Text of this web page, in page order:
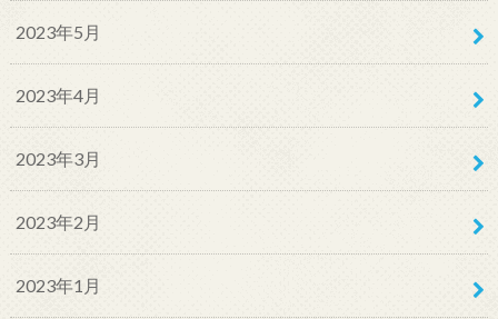
2023年5月
2023年4月
2023年3月
2023年2月
2023年1月